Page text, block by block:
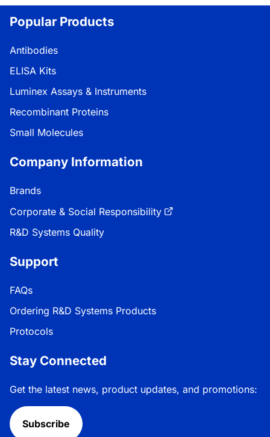
Popular Products
Antibodies
ELISA Kits
Luminex Assays & Instruments
Recombinant Proteins
Small Molecules
Company Information
Brands
Corporate & Social Responsibility
R&D Systems Quality
Support
FAQs
Ordering R&D Systems Products
Protocols
Stay Connected
Get the latest news, product updates, and promotions:
Subscribe